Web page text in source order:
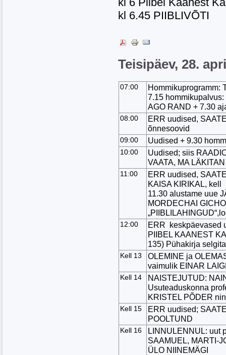
kl 6.45 PIIBLIVÕTI
Teisipäev, 28.
07:00
Hommikuprogramm:
7.15
AGO RAND + 7.30
08:00
ERR uudised,
õnnesoovid
09:00 Uudised + 9.30
10:00
Uudised; siis
VAATA, MA
11:00
ERR uudised,
KAISA KIRIKAL, kell
11.30 alustame uue
MORDECHAI
12:00
ERR keskpäevased
PIIBEL KAANEST
135) Pühakirja
Kell 13
OLEMINE ja
vaimulik EINAR
Kell 14
NAISTEJUTUD:
Usuteaduskonna
KRISTEL PÕDER
Kell 15
ERR uudised;
POOLTUND
Kell 16
LINNULENNUL: uut
SAAMUEL, MARTI-
ÜLO NIINEMÄGI